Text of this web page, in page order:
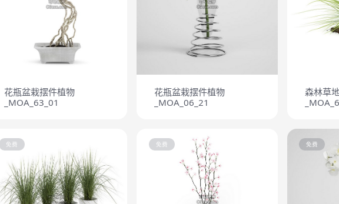
花瓶盆栽摆件植物
_MOA_63_01
花瓶盆栽摆件植物
_MOA_06_21
森林草
免费 免费 免费